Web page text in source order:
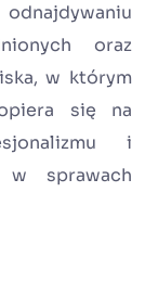
oraz
w którym
się na
i
w sprawach